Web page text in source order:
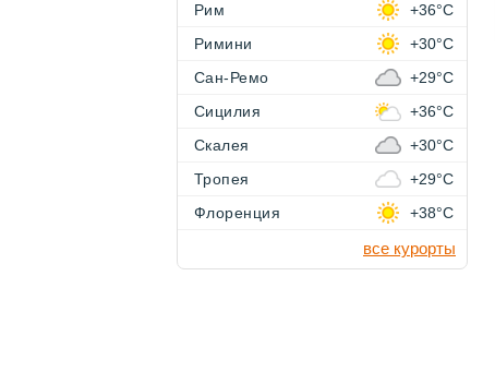
Рим
+36°C
Римини
+30°C
Сан-Ремо
+29°C
Сицилия
+36°C
Скалея
+30°C
Тропея
+29°C
Флоренция
+38°C
все курорты